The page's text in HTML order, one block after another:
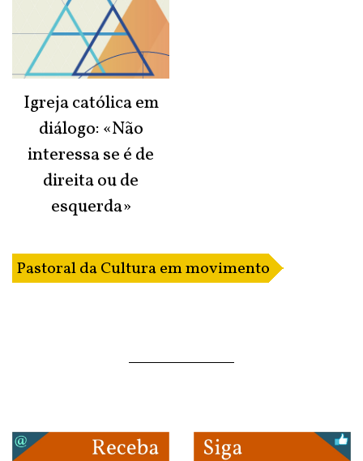
Igreja católica em
diálogo: «Não
interessa se é de
direita ou de
esquerda»
Pastoral da Cultura em movimento